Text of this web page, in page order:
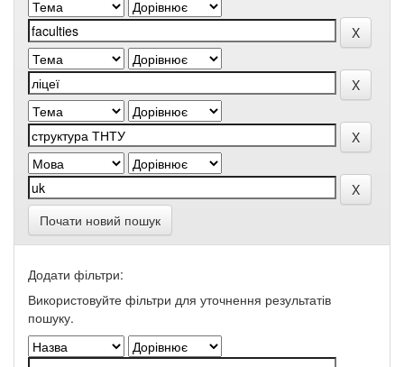
Почати новий пошук
Додати фільтри:
Використовуйте фільтри для уточнення результатів
пошуку.